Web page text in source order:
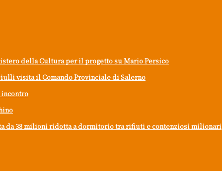
della Cultura per il progetto su Mario Persico
visita il Comando Provinciale di Salerno
incontro
da 38 milioni ridotta a dormitorio tra rifiuti e contenziosi milionari